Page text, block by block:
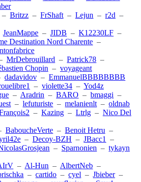
–Britzz –FrShaft –Lejun –r2d –
JeanMappe –JIDB –K12230LF –
Destination Nord Charente –
MrDebrouillard –Patrick78 –
Chopin –voyageant
dadavidov –EmmanuelBBBBBBBB
–violette34 –Yod4z
– Aradrin –BARO –bmaggi –
–lefuturiste –melanienlt –oldnab
–Kazing –Ltrlg –Nico Del
BaboucheVerte –Benoit Hetru –
–Decoy-BZH –JBacc1
–
– Sparnonien –tykayn
– Al-Hun – AlbertNeb –
–cartido –cyel –Jbieber–